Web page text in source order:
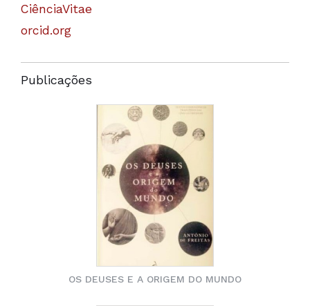
CiênciaVitae
orcid.org
Publicações
OS DEUSES E A ORIGEM DO MUNDO